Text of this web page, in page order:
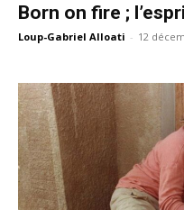
Born on fire ;
Loup-Gabriel Alloati - 12